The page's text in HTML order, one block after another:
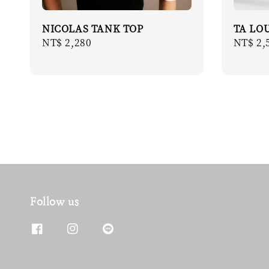
NICOLAS TANK TOP
Regular
NT$ 2,280
TA
NT$
Follow us